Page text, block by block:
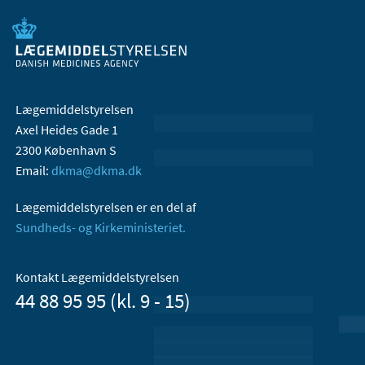
Lægemiddelstyrelsen
Axel Heides Gade 1
2300 København S
Email: dkma@dkma.dk
Lægemiddelstyrelsen er en del af
Sundheds- og Kirkeministeriet.
Kontakt Lægemiddelstyrelsen
44 88 95 95 (kl. 9 - 15)